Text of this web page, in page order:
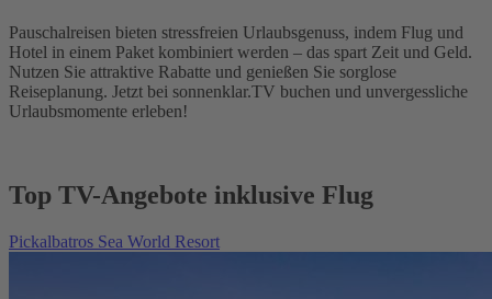
Pauschalreisen bieten stressfreien Urlaubsgenuss, indem Flug und
Hotel in einem Paket kombiniert werden – das spart Zeit und Geld.
Nutzen Sie attraktive Rabatte und genießen Sie sorglose
Reiseplanung. Jetzt bei sonnenklar.TV buchen und unvergessliche
Urlaubsmomente erleben!
Top TV-Angebote inklusive Flug
Pickalbatros Sea World Resort